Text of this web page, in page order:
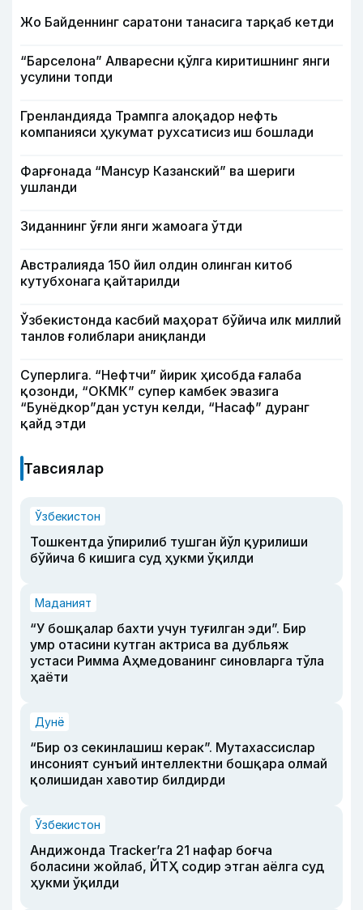
Жо Байденнинг саратони танасига тарқаб кетди
“Барселона” Алваресни қўлга киритишнинг янги
усулини топди
Гренландияда Трампга алоқадор нефть
компанияси ҳукумат рухсатисиз иш бошлади
Фарғонада “Мансур Казанский” ва шериги
ушланди
Зиданнинг ўғли янги жамоага ўтди
Австралияда 150 йил олдин олинган китоб
кутубхонага қайтарилди
Ўзбекистонда касбий маҳорат бўйича илк миллий
танлов ғолиблари аниқланди
Суперлига. “Нефтчи” йирик ҳисобда ғалаба
қозонди, “ОКМК” супер камбек эвазига
“Бунёдкор”дан устун келди, “Насаф” дуранг
қайд этди
Тавсиялар
Ўзбекистон
Тошкентда ўпирилиб тушган йўл қурилиши
бўйича 6 кишига суд ҳукми ўқилди
Маданият
“У бошқалар бахти учун туғилган эди”. Бир
умр отасини кутган актриса ва дубльяж
устаси Римма Аҳмедованинг синовларга тўла
ҳаёти
Дунё
“Бир оз секинлашиш керак”. Мутахассислар
инсоният сунъий интеллектни бошқара олмай
қолишидан хавотир билдирди
Ўзбекистон
Андижонда Tracker’га 21 нафар боғча
боласини жойлаб, ЙТҲ содир этган аёлга суд
ҳукми ўқилди